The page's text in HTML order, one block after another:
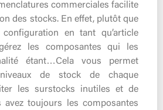
commerciales facilite
des stocks. En effet, plutôt que
en tant qu’article
les composantes qui les
étant…Cela vous permet
de stock de chaque
les surstocks inutiles et de
avez toujours les composantes